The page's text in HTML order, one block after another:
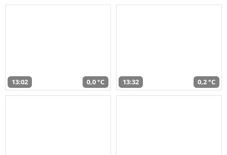
13:02 0,0 °C 13:32 0,2 °C